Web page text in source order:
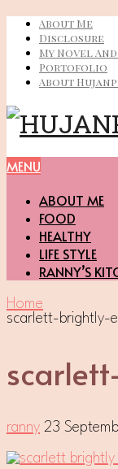
About Me
Disclosure
My Novel
Portofolio
About
MENU
ABOUT ME
FOOD
HEALTHY
LIFE STYLE
RANNY’S
Home
scarlett-brightly-
ranny 23